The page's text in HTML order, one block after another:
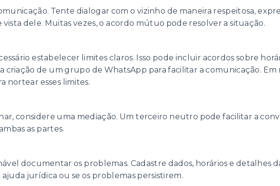
Tente dialogar com o vizinho de maneira respeitosa,
dele. Muitas vezes, o acordo mútuo pode resolver a situação.
estabelecer limites claros. Isso pode incluir acordos sobre
criação de um grupo de WhatsApp para facilitar a comunicação. Em
nortear esses limites.
considere uma mediação. Um terceiro neutro pode facilitar a
as partes.
documentar os problemas. Cadastre dados, horários e detalhes
jurídica ou se os problemas persistirem.